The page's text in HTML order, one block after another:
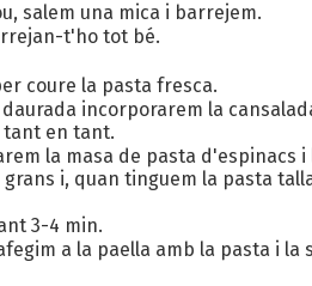
salem una mica i barrejem.
t'ho tot bé.
coure la pasta fresca.
incorporarem la
tant en tant.
la masa de pasta d'espinacs
i, quan tinguem la pasta
3-4 min.
a la paella amb la pasta i la